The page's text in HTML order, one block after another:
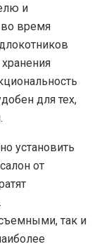
и
время
для тех,
установить
от
так и